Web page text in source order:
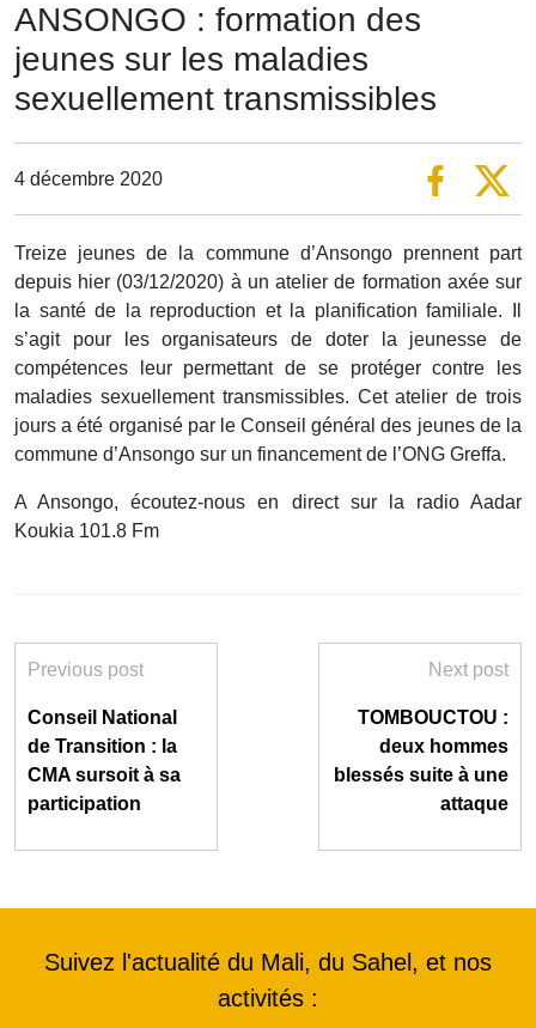
ANSONGO : formation des
jeunes sur les maladies
sexuellement transmissibles
4 décembre 2020
Treize jeunes de la commune d’Ansongo prennent part
depuis hier (03/12/2020) à un atelier de formation axée sur
la santé de la reproduction et la planification familiale. Il
s’agit pour les organisateurs de doter la jeunesse de
compétences leur permettant de se protéger contre les
maladies sexuellement transmissibles. Cet atelier de trois
jours a été organisé par le Conseil général des jeunes de la
commune d’Ansongo sur un financement de l’ONG Greffa.
A Ansongo, écoutez-nous en direct sur la radio Aadar
Koukia 101.8 Fm
Previous post
Conseil National
de Transition : la
CMA sursoit à sa
participation
Next post
TOMBOUCTOU :
deux hommes
blessés suite à une
attaque
Suivez l'actualité du Mali, du Sahel, et nos
activités :